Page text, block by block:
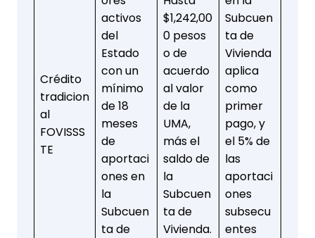
Crédito
tradicion
al
FOVISSS
TE
activos
del
Estado
con un
mínimo
de 18
meses
de
aportaci
ones en
la
Subcuen
ta de
$1,242,00
0 pesos
o de
acuerdo
al valor
de la
UMA,
más el
saldo de
la
Subcuen
ta de
Vivienda.
Subcuen
ta de
Vivienda
aplica
como
primer
pago, y
el 5% de
las
aportaci
ones
subsecu
entes